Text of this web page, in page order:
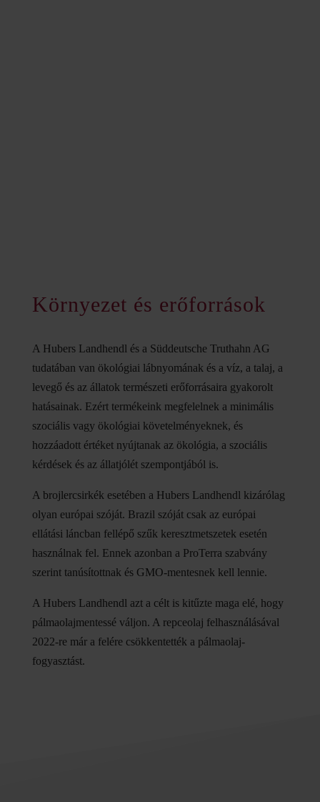
Környezet és erőforrások
A Hubers Landhendl és a Süddeutsche Truthahn AG
tudatában van ökológiai lábnyomának és a víz, a talaj, a
levegő és az állatok természeti erőforrásaira gyakorolt
hatásainak. Ezért termékeink megfelelnek a minimális
szociális vagy ökológiai követelményeknek, és
hozzáadott értéket nyújtanak az ökológia, a szociális
kérdések és az állatjólét szempontjából is.
A brojlercsirkék esetében a Hubers Landhendl kizárólag
olyan európai szóját. Brazil szóját csak az európai
ellátási láncban fellépő szűk keresztmetszetek esetén
használnak fel. Ennek azonban a ProTerra szabvány
szerint tanúsítottnak és GMO-mentesnek kell lennie.
A Hubers Landhendl azt a célt is kitűzte maga elé, hogy
pálmaolajmentessé váljon. A repceolaj felhasználásával
2022-re már a felére csökkentették a pálmaolaj-
fogyasztást.